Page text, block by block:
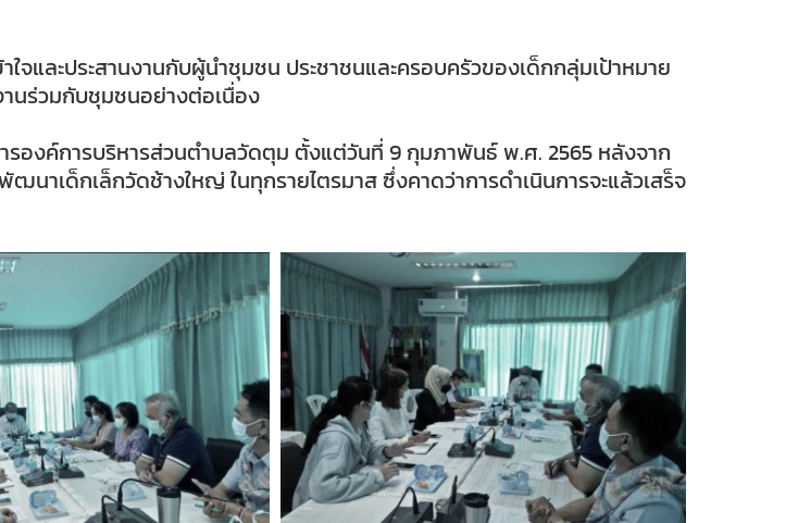
จและประสานงานกับผู้นำชุมชน ประชาชนและครอบครัวของเด็กกลุ่มเป้าหมาย
านร่วมกับชุมชนอย่างต่อเนื่อง
องค์การบริหารส่วนตำบลวัดตุม ตั้งแต่วันที่ 9 กุมภาพันธ์ พ.ศ. 2565 หลังจาก
เด็กเล็กวัดช้างใหญ่ ในทุกรายไตรมาส ซึ่งคาดว่าการดำเนินการจะแล้วเสร็จ